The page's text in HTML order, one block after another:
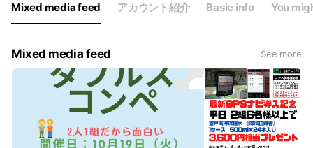
Mixed media feed アカウント紹介 Basic info You
Mixed media feed See more